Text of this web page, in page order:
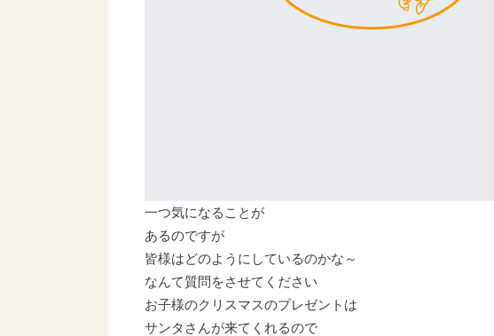
一つ気になることが
あるのですが
皆様はどのようにしているのかな～
なんて質問をさせてください
お子様のクリスマスのプレゼントは
サンタさんが来てくれるので